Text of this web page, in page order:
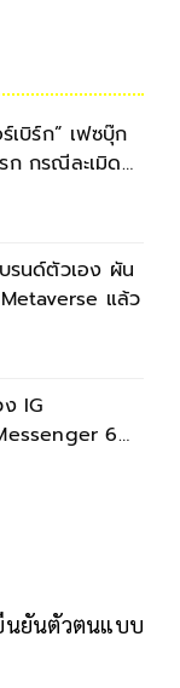
เบิร์ก” เฟซบุ๊ก
ก กรณีละเมิด
รนด์ตัวเอง ผัน
แล้ว
IG
6
นยันตัวตนแบบ